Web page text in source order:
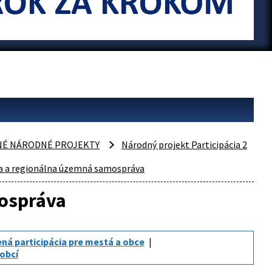
NÁRODNÉ PROJEKTY
Národný projekt Participácia 2
a regionálna územná samospráva
participácia pre mestá a obce